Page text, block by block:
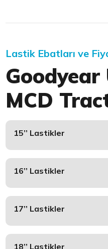
Lastik Ebatları ve
MCD
15’’ Lastikler
16’’ Lastikler
17’’ Lastikler
18’’ Lastikler